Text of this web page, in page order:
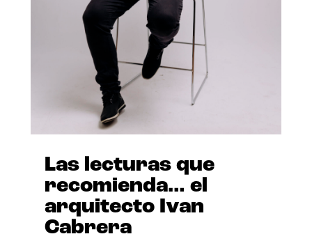
Las lecturas que
recomienda… el
arquitecto Ivan
Cabrera